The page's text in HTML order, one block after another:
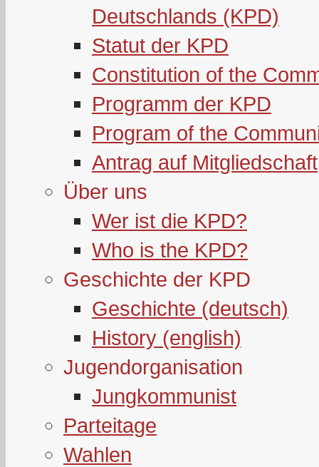
Deutschlands (KPD)
Statut der KPD
Constitution of the
Programm der KPD
Program of the
Antrag auf Mitgliedschaft
Über uns
Wer ist die KPD?
Who is the KPD?
Geschichte der KPD
Geschichte (deutsch)
History (english)
Jugendorganisation
Jungkommunist
Parteitage
Wahlen